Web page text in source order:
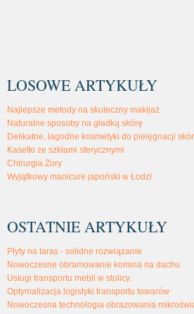
LOSOWE ARTYKUŁY
Najlepsze metody na skuteczny makijaż
Naturalne sposoby na gładką skórę
Delikatne, łagodne kosmetyki do pielęgnacji
Kasetki ze szkłami sferycznymi
Chirurgia Żory
Wyjątkowy manicure japoński w Łodzi
OSTATNIE ARTYKUŁY
Płyty na taras - solidne rozwiązanie
Nowoczesne obramowanie komina na dachu
Usługi transportu mebli w stolicy.
Optymalizacja logistyki transportu towarów
Nowoczesna technologia obrazowania